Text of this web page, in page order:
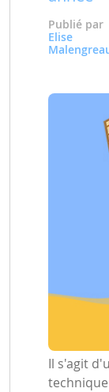
Publié par
Elise
Il s'agit